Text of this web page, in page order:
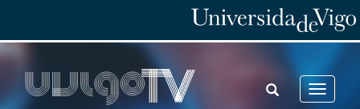
Toggle
TOGGLE
SEARCH